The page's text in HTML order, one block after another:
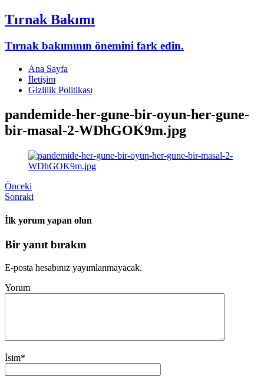
Tırnak Bakımı
Tırnak bakımının önemini fark edin.
Ana Sayfa
İletişim
Gizlilik Politikası
pandemide-her-gune-bir-oyun-her-gune-
bir-masal-2-WDhGOK9m.jpg
Önceki
Sonraki
İlk yorum yapan olun
Bir yanıt bırakın
E-posta hesabınız yayımlanmayacak.
Yorum
İsim*